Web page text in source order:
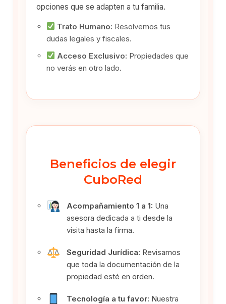
opciones que se adapten a tu familia.
Trato Humano: Resolvemos tus
dudas legales y fiscales.
Acceso Exclusivo: Propiedades que
no verás en otro lado.
Beneficios de elegir
CuboRed
Acompañamiento 1 a 1: Una
asesora dedicada a ti desde la
visita hasta la firma.
Seguridad Jurídica: Revisamos
que toda la documentación de la
propiedad esté en orden.
Tecnología a tu favor: Nuestra